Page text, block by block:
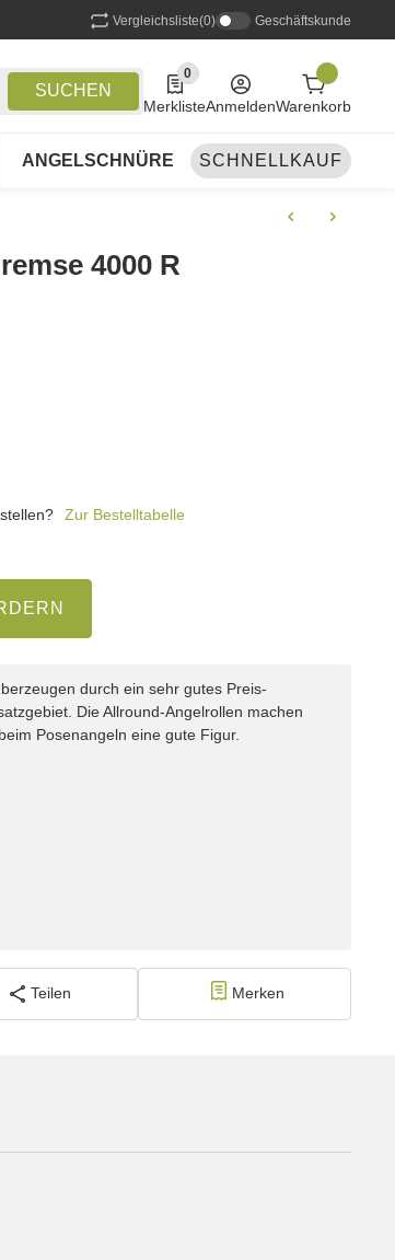
Vergleichsliste(0) Geschäftskunde
SUCHEN
0
0 Produkte in der Liste
MerklisteAnmeldenWarenkorb
ANGELSCHNÜRE ANGELSETS
SCHNELLKAUF
4000 R
Zur Bestelltabelle
durch ein sehr gutes Preis-
Die Allround-Angelrollen machen
Posenangeln eine gute Figur.
Teilen Merken